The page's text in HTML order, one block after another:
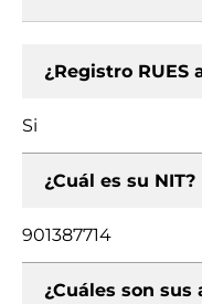
¿Registro RUES
Si
¿Cuál es su NIT?
901387714
¿Cuáles son